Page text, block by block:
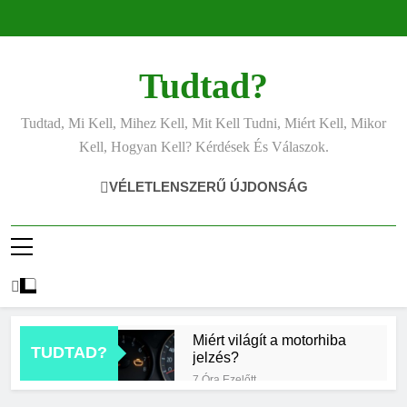
Tudtad?
Tudtad, Mi Kell, Mihez Kell, Mit Kell Tudni, Miért Kell, Mikor
Kell, Hogyan Kell? Kérdések És Válaszok.
VÉLETLENSZERŰ ÚJDONSÁG
TUDTAD?
Miért világít a motorhiba
jelzés?
7 Óra Ezelőtt